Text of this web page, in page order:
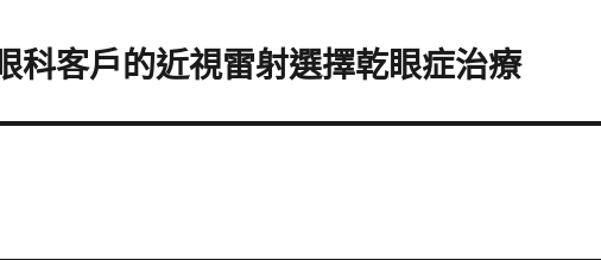
客戶的近視雷射選擇乾眼症治療